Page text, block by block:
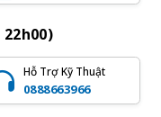
Hỗ Trợ Kỹ Thuật
0888663966